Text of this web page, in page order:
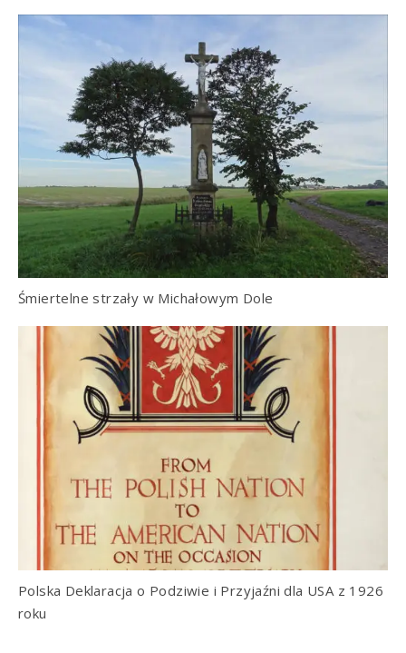
Śmiertelne strzały w Michałowym Dole
Polska Deklaracja o Podziwie i Przyjaźni dla USA z 1926
roku